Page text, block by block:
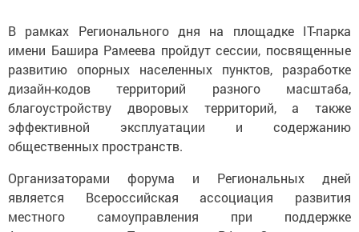
В рамках Регионального дня на площадке IT-парка
имени Башира Рамеева пройдут сессии, посвященные
развитию опорных населенных пунктов, разработке
дизайн-кодов территорий разного масштаба,
благоустройству дворовых территорий, а также
эффективной эксплуатации и содержанию
общественных пространств.
Организаторами форума и Региональных дней
является Всероссийская ассоциация развития
местного самоуправления при поддержке